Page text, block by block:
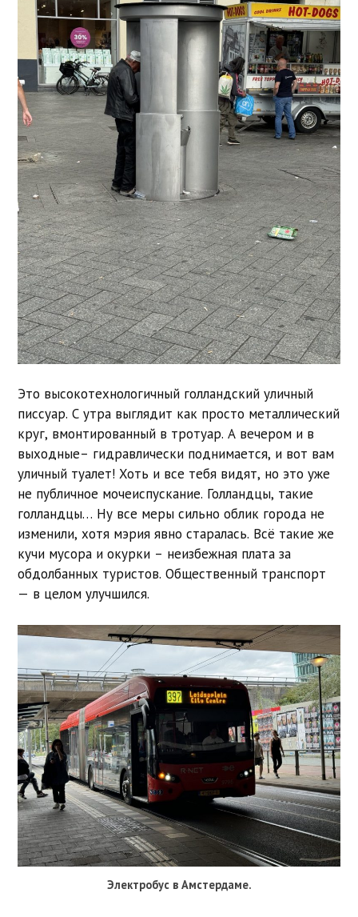
Это высокотехнологичный голландский уличный
писсуар. С утра выглядит как просто металлический
круг, вмонтированный в тротуар. А вечером и в
выходные– гидравлически поднимается, и вот вам
уличный туалет! Хоть и все тебя видят, но это уже
не публичное мочеиспускание. Голландцы, такие
голландцы… Ну все меры сильно облик города не
изменили, хотя мэрия явно старалась. Всё такие же
кучи мусора и окурки – неизбежная плата за
обдолбанных туристов. Общественный транспорт
— в целом улучшился.
Электробус в Амстердаме.